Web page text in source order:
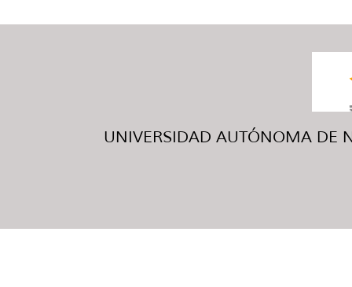
UNIVERSIDAD AUTÓNOMA DE